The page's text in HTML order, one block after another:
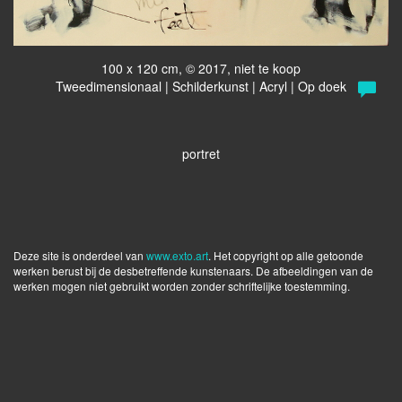
100 x 120 cm, © 2017, niet te koop
Tweedimensionaal | Schilderkunst | Acryl | Op doek
portret
Deze site is onderdeel van www.exto.art. Het copyright op alle getoonde
werken berust bij de desbetreffende kunstenaars. De afbeeldingen van de
werken mogen niet gebruikt worden zonder schriftelijke toestemming.